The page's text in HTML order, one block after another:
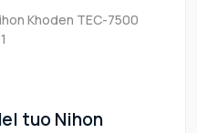
Khoden TEC-7500
tuo Nihon